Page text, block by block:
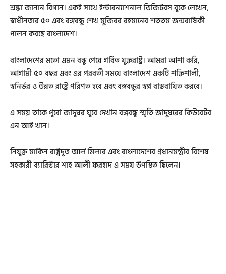
শ্রদ্ধা জানান বিগান। একই সাথে ইন্টারন্যাশনাল ভিজিটরস বুকে লেখেন,
স্বাধীনতার ৫০ এবং বঙ্গবন্ধু শেখ মুজিবর রহমানের শততম জন্মবার্ষিকী
পালন করছে বাংলাদেশ।
বাংলাদেশের মতো এমন বন্ধু পেয়ে গর্বিত যুক্তরাষ্ট্র। আমরা আশা করি,
আগামী ৫০ বছর এবং এর পরবর্তী সময়ে বাংলাদেশ একটি শক্তিশালী,
স্বনির্ভর ও উন্নত রাষ্ট্রে পরিণত হবে এবং বঙ্গবন্ধুর স্বপ্ন বাস্তবায়িত করবে।
এ সময় তাকে পুরো জাদুঘর ঘুরে দেখান বঙ্গবন্ধু স্মৃতি জাদুঘরের কিউরেটর
এন আই খান।
নিযুক্ত মার্কিন রাষ্ট্রদূত আর্ল মিলার এবং বাংলাদেশের প্রধানমন্ত্রীর বিশেষ
সহকারী ব্যারিস্টার শাহ আলী ফরহাদ এ সময় উপস্থিত ছিলেন।